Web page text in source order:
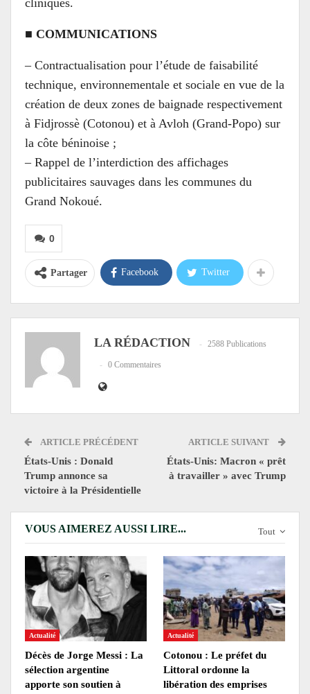
cliniques.
■ COMMUNICATIONS
– Contractualisation pour l’étude de faisabilité
technique, environnementale et sociale en vue de la
création de deux zones de baignade respectivement
à Fidjrossè (Cotonou) et à Avloh (Grand-Popo) sur
la côte béninoise ;
– Rappel de l’interdiction des affichages
publicitaires sauvages dans les communes du
Grand Nokoué.
0
Partager Facebook Twitter
LA RÉDACTION 2588 Publications
0 Commentaires
ARTICLE PRÉCÉDENT
États-Unis : Donald
Trump annonce sa
victoire à la Présidentielle
ARTICLE SUIVANT
États-Unis: Macron « prêt
à travailler » avec Trump
Tout
VOUS AIMEREZ AUSSI LIRE...
Actualité
Décès de Jorge Messi : La
sélection argentine
apporte son soutien à
Actualité
Cotonou : Le préfet du
Littoral ordonne la
libération des emprises